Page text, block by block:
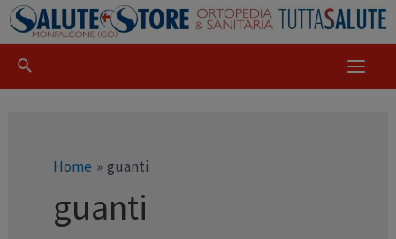
Home guanti
guanti